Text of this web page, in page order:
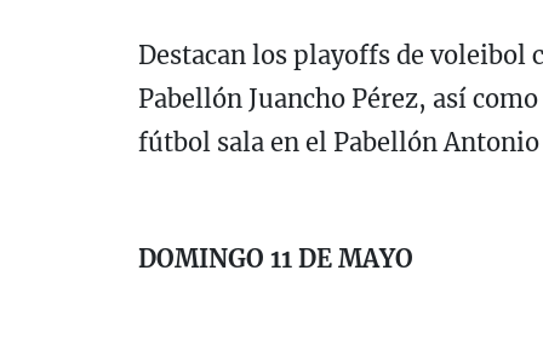
Destacan los playoffs de voleibol
Pabellón Juancho Pérez, así
fútbol sala en el Pabellón
DOMINGO 11 DE MAYO